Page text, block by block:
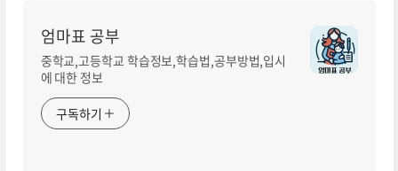
엄마표 공부
중학교,고등학교 학습정보,학습법,공부방법,입시
에 대한 정보
구독하기